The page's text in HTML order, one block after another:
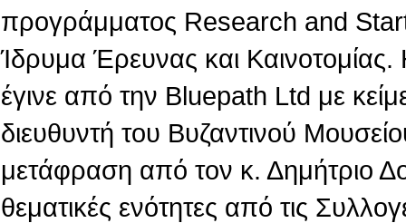
προγράμματος Research and
Ίδρυμα Έρευνας και
έγινε από την Βluepath Ltd με
διευθυντή του Βυζαντινού
μετάφραση από τον κ. Δημήτριο
θεματικές ενότητες από τις